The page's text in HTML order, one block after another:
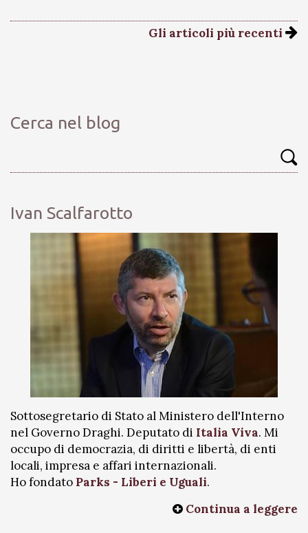
Gli articoli più recenti
Cerca nel blog
Ivan Scalfarotto
Sottosegretario di Stato al Ministero dell'Interno
nel Governo Draghi. Deputato di Italia Viva. Mi
occupo di democrazia, di diritti e libertà, di enti
locali, impresa e affari internazionali.
Ho fondato Parks - Liberi e Uguali.
Continua a leggere